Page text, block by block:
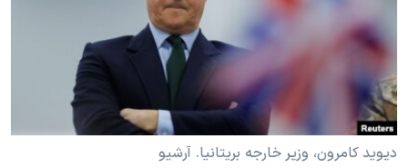
فرهنگ و زندگی
حقوق شهروندی
اقتصادی
علم و فناوری
اسرائیل در جنگ
مستندها
انتخابات ریاست جمهوری آمریکا ۲۰۲۴
حمله جمهوری اسلامی به اسرائیل
رمز مهسا
ورزش زنان در ایران
دنبال کنید
زبانهای مختلف
دیوید کامرون، وزیر خارجه بریتانیا. آرشیو